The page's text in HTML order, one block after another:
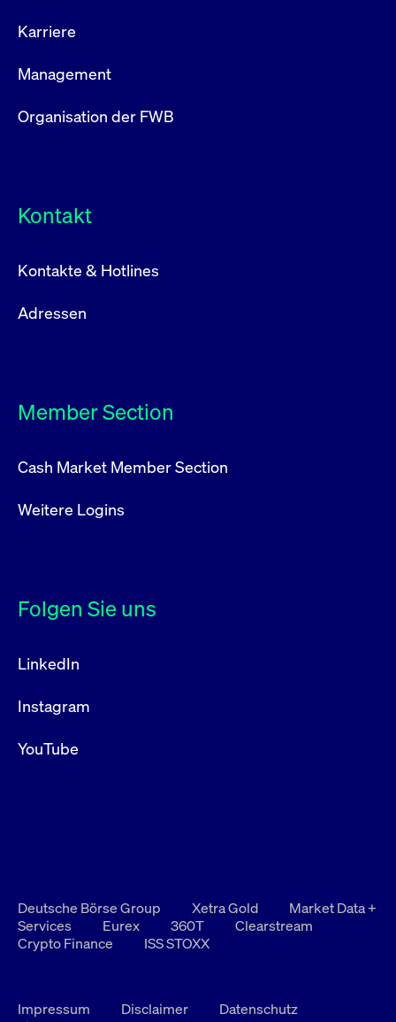
Karriere
Management
Organisation der FWB
Kontakt
Kontakte & Hotlines
Adressen
Member Section
Cash Market Member Section
Weitere Logins
Folgen Sie uns
LinkedIn
Instagram
YouTube
Deutsche Börse Group Xetra Gold
Market Data +
Services
Eurex 360T
Clearstream
Crypto Finance
ISS STOXX
Impressum Disclaimer
Datenschutz